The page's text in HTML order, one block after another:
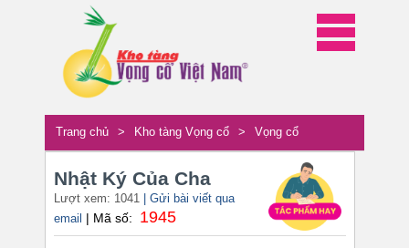
Trang chủ > Kho tàng Vọng cổ > Vọng cổ
Nhật Ký Của Cha
Lượt xem: 1041
| Gửi bài viết qua
email | Mã số: 1945